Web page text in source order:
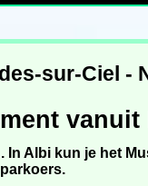
sur-Ciel -
vanuit
Albi kun je het